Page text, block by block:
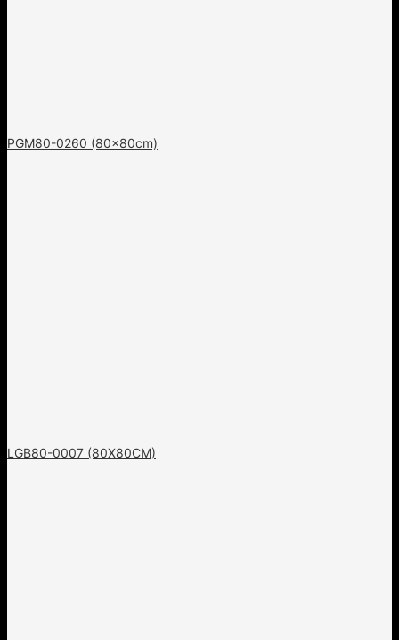
PGM80-0260 (80x80cm)
LGB80-0007 (80X80CM)